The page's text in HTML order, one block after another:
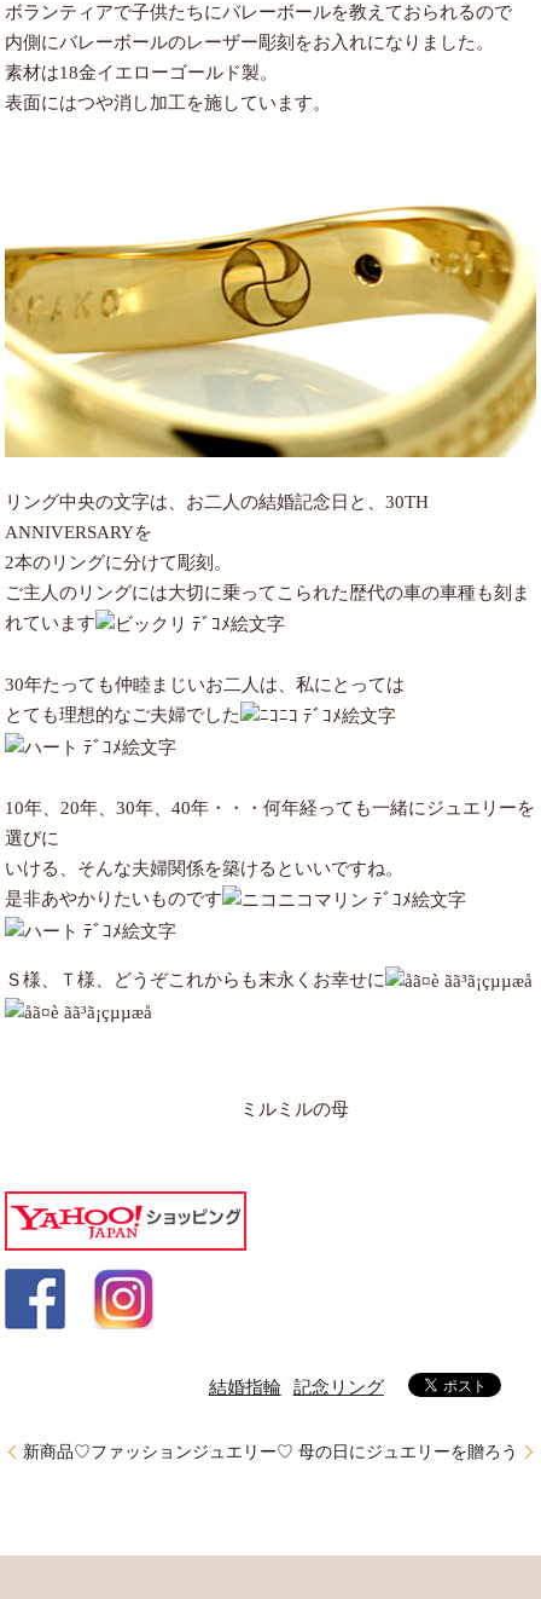
ボランティアで子供たちにバレーボールを教えておられるので
内側にバレーボールのレーザー彫刻をお入れになりました。
素材は18金イエローゴールド製。
表面にはつや消し加工を施しています。
リング中央の文字は、お二人の結婚記念日と、30TH
ANNIVERSARYを
2本のリングに分けて彫刻。
ご主人のリングには大切に乗ってこられた歴代の車の車種も刻ま
れています
30年たっても仲睦まじいお二人は、私にとっては
とても理想的なご夫婦でした
10年、20年、30年、40年・・・何年経っても一緒にジュエリーを
選びに
いける、そんな夫婦関係を築けるといいですね。
是非あやかりたいものです
Ｓ様、Ｔ様、どうぞこれからも末永くお幸せに
ミルミルの母
結婚指輪 記念リング
新商品♡ファッションジュエリー♡ 母の日にジュエリーを贈ろう